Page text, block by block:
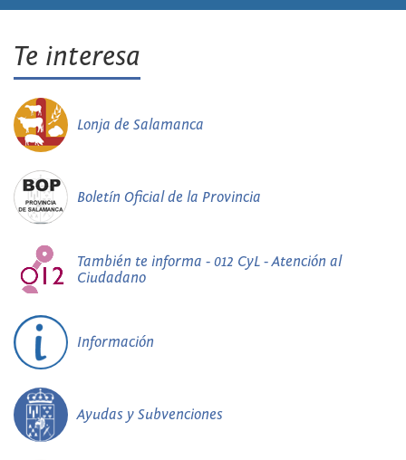
Te interesa
Lonja de Salamanca
Boletín Oficial de la Provincia
También te informa - 012 CyL - Atención al
Ciudadano
Información
Ayudas y Subvenciones